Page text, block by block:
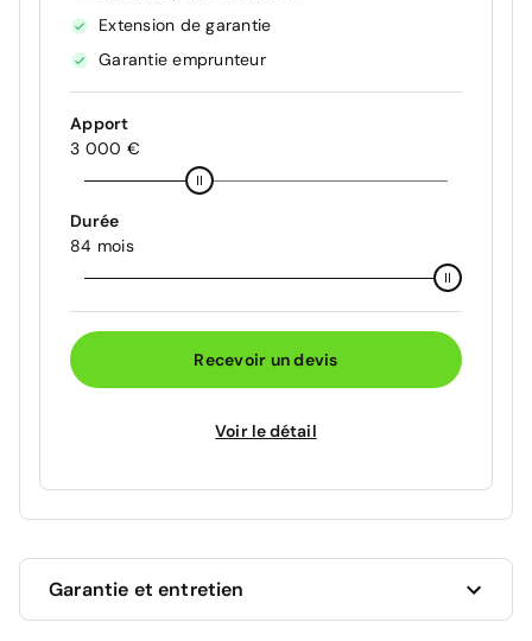
Extension de garantie
Garantie emprunteur
Apport
3 000 €
Durée
84 mois
Recevoir un devis
Voir le détail
Garantie et entretien